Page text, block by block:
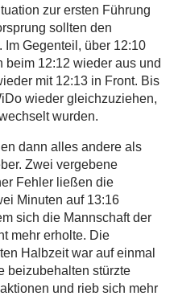
zur ersten Führung
sollten den
Gegenteil, über 12:10
12:12 wieder aus und
mit 12:13 in Front. Bis
wieder gleichzuziehen,
wurden.
dann alles andere als
Zwei vergebene
Fehler ließen die
Minuten auf 13:16
sich die Mannschaft der
mehr erholte. Die
Halbzeit war auf einmal
beizubehalten stürzte
und rieb sich mehr